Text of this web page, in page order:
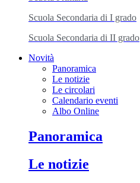
Scuola Secondaria di I grado
Scuola Secondaria di II grado
Novità
Panoramica
Le notizie
Le circolari
Calendario eventi
Albo Online
Panoramica
Le notizie